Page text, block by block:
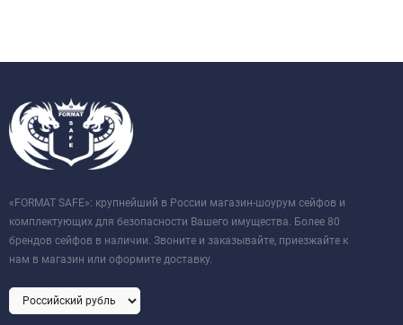
«FORMAT SAFE»: крупнейший в России магазин-шоурум сейфов и
комплектующих для безопасности Вашего имущества. Более 80
брендов сейфов в наличии. Звоните и заказывайте, приезжайте к
нам в магазин или оформите доставку.